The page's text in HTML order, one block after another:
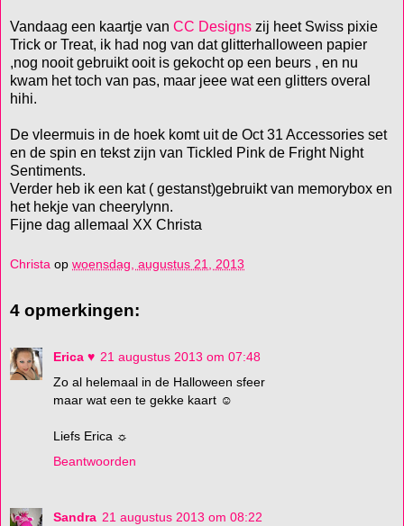
Vandaag een kaartje van CC Designs zij heet Swiss pixie
Trick or Treat, ik had nog van dat glitterhalloween papier
,nog nooit gebruikt ooit is gekocht op een beurs , en nu
kwam het toch van pas, maar jeee wat een glitters overal
hihi.
De vleermuis in de hoek komt uit de Oct 31 Accessories set
en de spin en tekst zijn van Tickled Pink de Fright Night
Sentiments.
Verder heb ik een kat ( gestanst)gebruikt van memorybox en
het hekje van cheerylynn.
Fijne dag allemaal XX Christa
Christa op woensdag, augustus 21, 2013
4 opmerkingen:
Erica ♥ 21 augustus 2013 om 07:48
Zo al helemaal in de Halloween sfeer
maar wat een te gekke kaart ☺
Liefs Erica ☼
Beantwoorden
Sandra 21 augustus 2013 om 08:22